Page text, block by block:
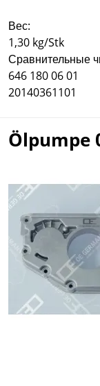
Вес:
1,30 kg/Stk
Сравнительные
646 180 06 01
20140361101
Ölpumpe